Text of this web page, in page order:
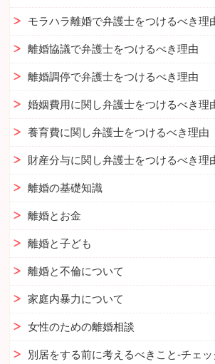
モラハラ離婚で弁護士をつけるべき理
離婚協議で弁護士をつけるべき理由
離婚調停で弁護士をつけるべき理由
婚姻費用に関し弁護士をつけるべき理
養育費に関し弁護士をつけるべき理由
財産分与に関し弁護士をつけるべき理
離婚の基礎知識
離婚とお金
離婚と子ども
離婚と不倫について
家庭内暴力について
女性のための離婚相談
別居をする前に考えるべきこと-チェ